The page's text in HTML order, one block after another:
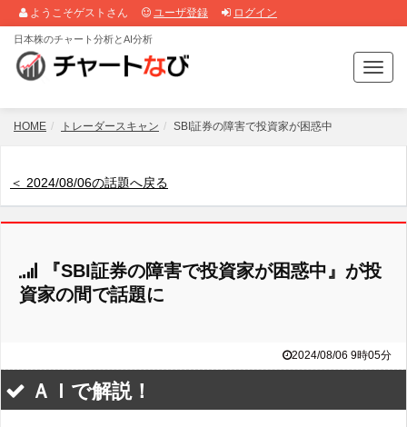
ようこそゲストさん ユーザ登録 ログイン
T
o
g
a
日本株のチャート分析とAI分析
HOME トレーダースキャン SBI証券の障害で投資家が困惑中
＜ 2024/08/06の話題へ戻る
『SBI証券の障害で投資家が困惑中』が投
資家の間で話題に
2024/08/06 9時05分
ＡＩで解説！